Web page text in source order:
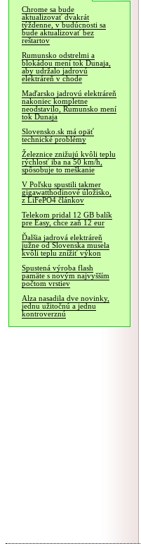
Chrome sa bude
aktualizovať dvakrát
týždenne, v budúcnosti sa
bude aktualizovať bez
reštartov
Rumunsko odstrelmi a
blokádou mení tok Dunaja,
aby udržalo jadrovú
elektráreň v chode
Maďarsko jadrovú elektráreň
nakoniec kompletne
neodstavilo, Rumunsko mení
tok Dunaja
Slovensko.sk má opäť
technické problémy
Železnice znižujú kvôli teplu
rýchlosť iba na 50 km/h,
spôsobuje to meškanie
V Poľsku spustili takmer
gigawatthodinové úložisko,
z LiFePO4 článkov
Telekom pridal 12 GB balík
pre Easy, chce zaň 12 eur
Ďalšia jadrová elektráreň
južne od Slovenska musela
kvôli teplu znížiť výkon
Spustená výroba flash
pamäte s novým najvyšším
počtom vrstiev
Alza nasadila dve novinky,
jednu užitočnú a jednu
kontroverznú